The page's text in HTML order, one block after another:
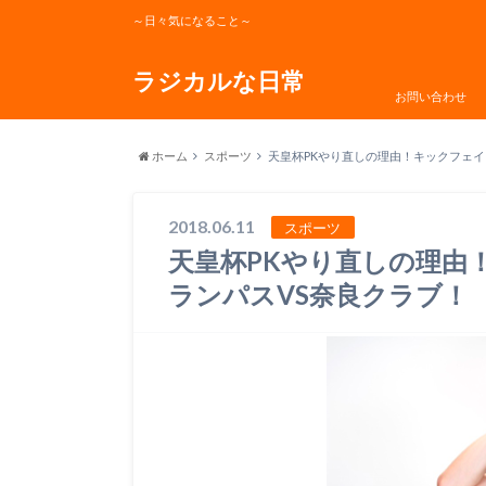
ラジカルな日常
～日々気になること～
お問い合わせ
ホーム スポーツ 天皇杯PKやり直しの理由！キックフェ
2018.06.11 スポーツ
天皇杯PKやり直しの理由
ランパスVS奈良クラブ！